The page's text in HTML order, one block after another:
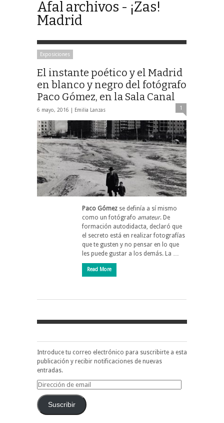
Afal archivos - ¡Zas!
Madrid
Exposiciones
El instante poético y el Madrid
en blanco y negro del fotógrafo
Paco Gómez, en la Sala Canal
6 mayo, 2016 | Emilia Lanzas 1
Paco Gómez se definía a sí mismo
como un fotógrafo amateur. De
formación autodidacta, declaró que
el secreto está en realizar fotografías
que te gusten y no pensar en lo que
les puede gustar a los demás. La …
Read More
Introduce tu correo electrónico para suscribirte a esta
publicación y recibir notificaciones de nuevas
entradas.
Dirección
emailSuscribir